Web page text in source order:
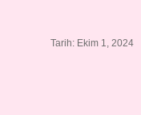
Tarih: Ekim 1, 2024